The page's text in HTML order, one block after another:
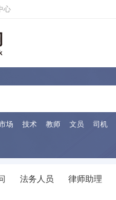
心
场 技术 教师 文员 司机
法务人员 律师助理